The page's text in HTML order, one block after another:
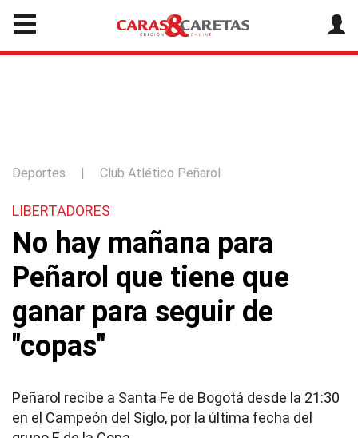
Deportes | Club Atlético Peñarol
LIBERTADORES
No hay mañana para
Peñarol que tiene que
ganar para seguir de
"copas"
Peñarol recibe a Santa Fe de Bogotá desde la 21:30
en el Campeón del Siglo, por la última fecha del